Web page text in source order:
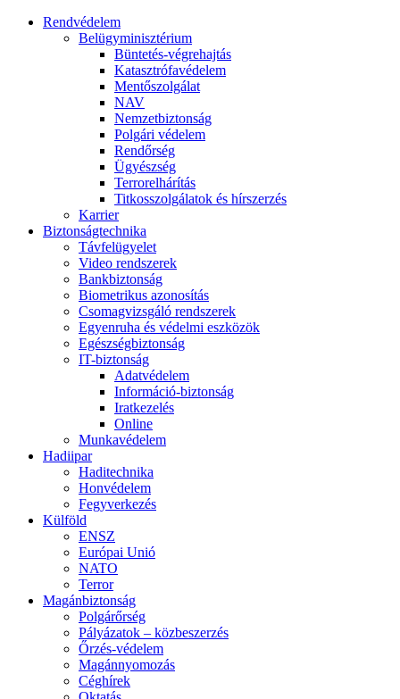
Rendvédelem
Belügyminisztérium
Büntetés-végrehajtás
Katasztrófavédelem
Mentőszolgálat
NAV
Nemzetbiztonság
Polgári védelem
Rendőrség
Ügyészség
Terrorelhárítás
Titkosszolgálatok és hírszerzés
Karrier
Biztonságtechnika
Távfelügyelet
Video rendszerek
Bankbiztonság
Biometrikus azonosítás
Csomagvizsgáló rendszerek
Egyenruha és védelmi eszközök
Egészségbiztonság
IT-biztonság
Adatvédelem
Információ-biztonság
Iratkezelés
Online
Munkavédelem
Hadiipar
Haditechnika
Honvédelem
Fegyverkezés
Külföld
ENSZ
Európai Unió
NATO
Terror
Magánbiztonság
Polgárőrség
Pályázatok – közbeszerzés
Őrzés-védelem
Magánnyomozás
Céghírek